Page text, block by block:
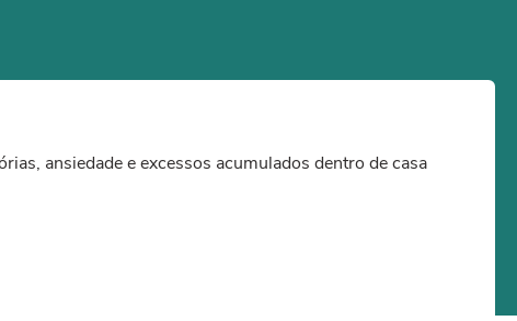
ansiedade e excessos acumulados dentro de casa